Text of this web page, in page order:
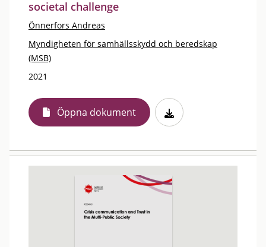
societal challenge
Önnerfors Andreas
Myndigheten för samhällsskydd och beredskap
(MSB)
2021
Öppna dokument